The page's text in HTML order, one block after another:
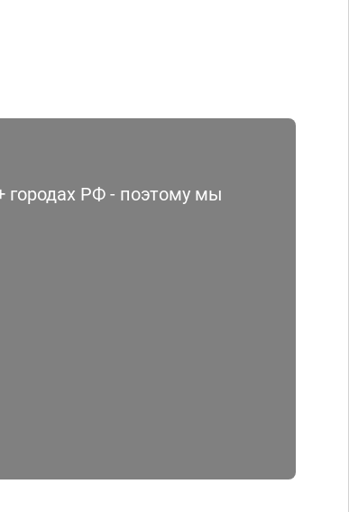
РФ - поэтому мы